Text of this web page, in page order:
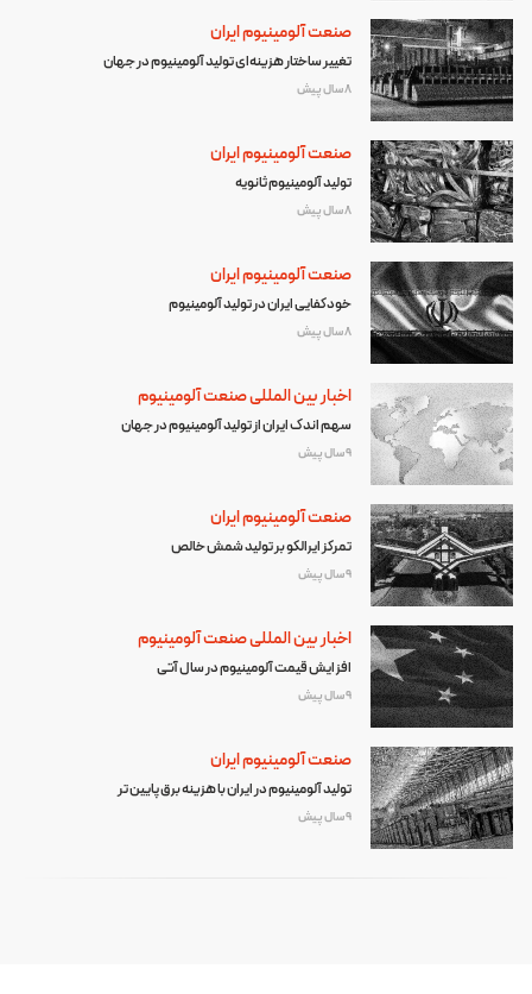
صنعت آلومینیوم ایران
تغییر ساختار هزینه‌ای تولید آلومینیوم در جهان
8 سال پیش
صنعت آلومینیوم ایران
تولید آلومینیوم ثانویه
8 سال پیش
صنعت آلومینیوم ایران
خودکفایی ایران در تولید آلومینیوم
8 سال پیش
اخبار بین المللی صنعت آلومینیوم
سهم اندک ایران از تولید آلومینیوم در جهان
9 سال پیش
صنعت آلومینیوم ایران
تمرکز ایرالکو بر تولید شمش خالص
9 سال پیش
اخبار بین المللی صنعت آلومینیوم
افزایش قیمت آلومینیوم در سال آتی
9 سال پیش
صنعت آلومینیوم ایران
تولید آلومینیوم در ایران با هزینه برق پایین تر
9 سال پیش